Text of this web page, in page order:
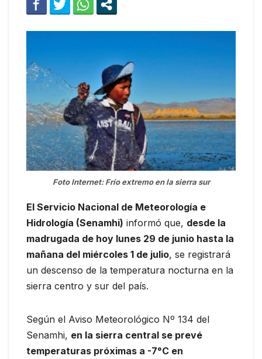
Foto Internet: Frío extremo en la sierra sur
El Servicio Nacional de Meteorología e
Hidrología (Senamhi) informó que, desde la
madrugada de hoy lunes 29 de junio hasta la
mañana del miércoles 1 de julio, se registrará
un descenso de la temperatura nocturna en la
sierra centro y sur del país.
Según el Aviso Meteorológico Nº 134 del
Senamhi, en la sierra central se prevé
temperaturas próximas a -7°C en